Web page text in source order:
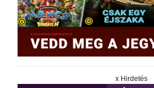
x Hirdetés